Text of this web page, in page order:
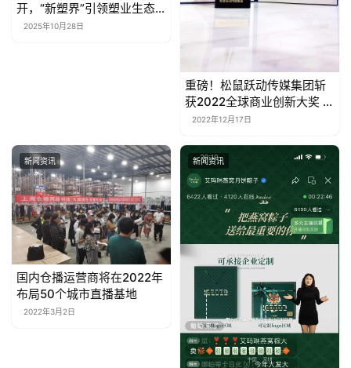
开，“新塑界”引领塑业生态
变革
2025年10月28日
重磅！松鼠跃动传媒集团斩
获2022全球商业创新大奖 四
项奖项！
2022年12月17日
新闻资讯
国内仓播运营商将在2022年
布局50个城市直播基地
2022年3月2日
新闻资讯